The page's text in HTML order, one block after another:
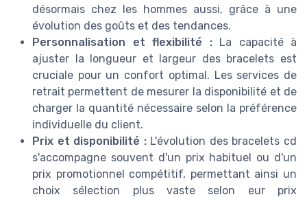
désormais chez les hommes aussi, grâce à une
évolution des goûts et des tendances.
Personnalisation et flexibilité :La capacité à
ajuster la longueur et largeur des bracelets est
cruciale pour un confort optimal. Les services de
retrait permettent de mesurer la disponibilité et de
charger la quantité nécessaire selon la préférence
individuelle du client.
Prix et disponibilité :L'évolution des bracelets cd
s'accompagne souvent d'un prix habituel ou d'un
prix promotionnel compétitif, permettant ainsi un
choix sélection plus vaste selon eur prix